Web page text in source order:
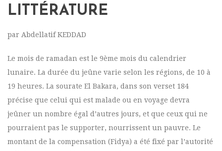
LITTÉRATURE
par Abdellatif KEDDAD
Le mois de ramadan est le 9ème mois du calendrier
lunaire. La durée du jeûne varie selon les régions, de 10 à
19 heures. La sourate El Bakara, dans son verset 184
précise que celui qui est malade ou en voyage devra
jeûner un nombre égal d’autres jours, et que ceux qui ne
pourraient pas le supporter, nourrissent un pauvre. Le
montant de la compensation (Fidya) a été fixé par l’autorité